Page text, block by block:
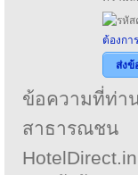
ต้องกา
ส่งข้
ข้อความที่ท่า
สาธารณชน